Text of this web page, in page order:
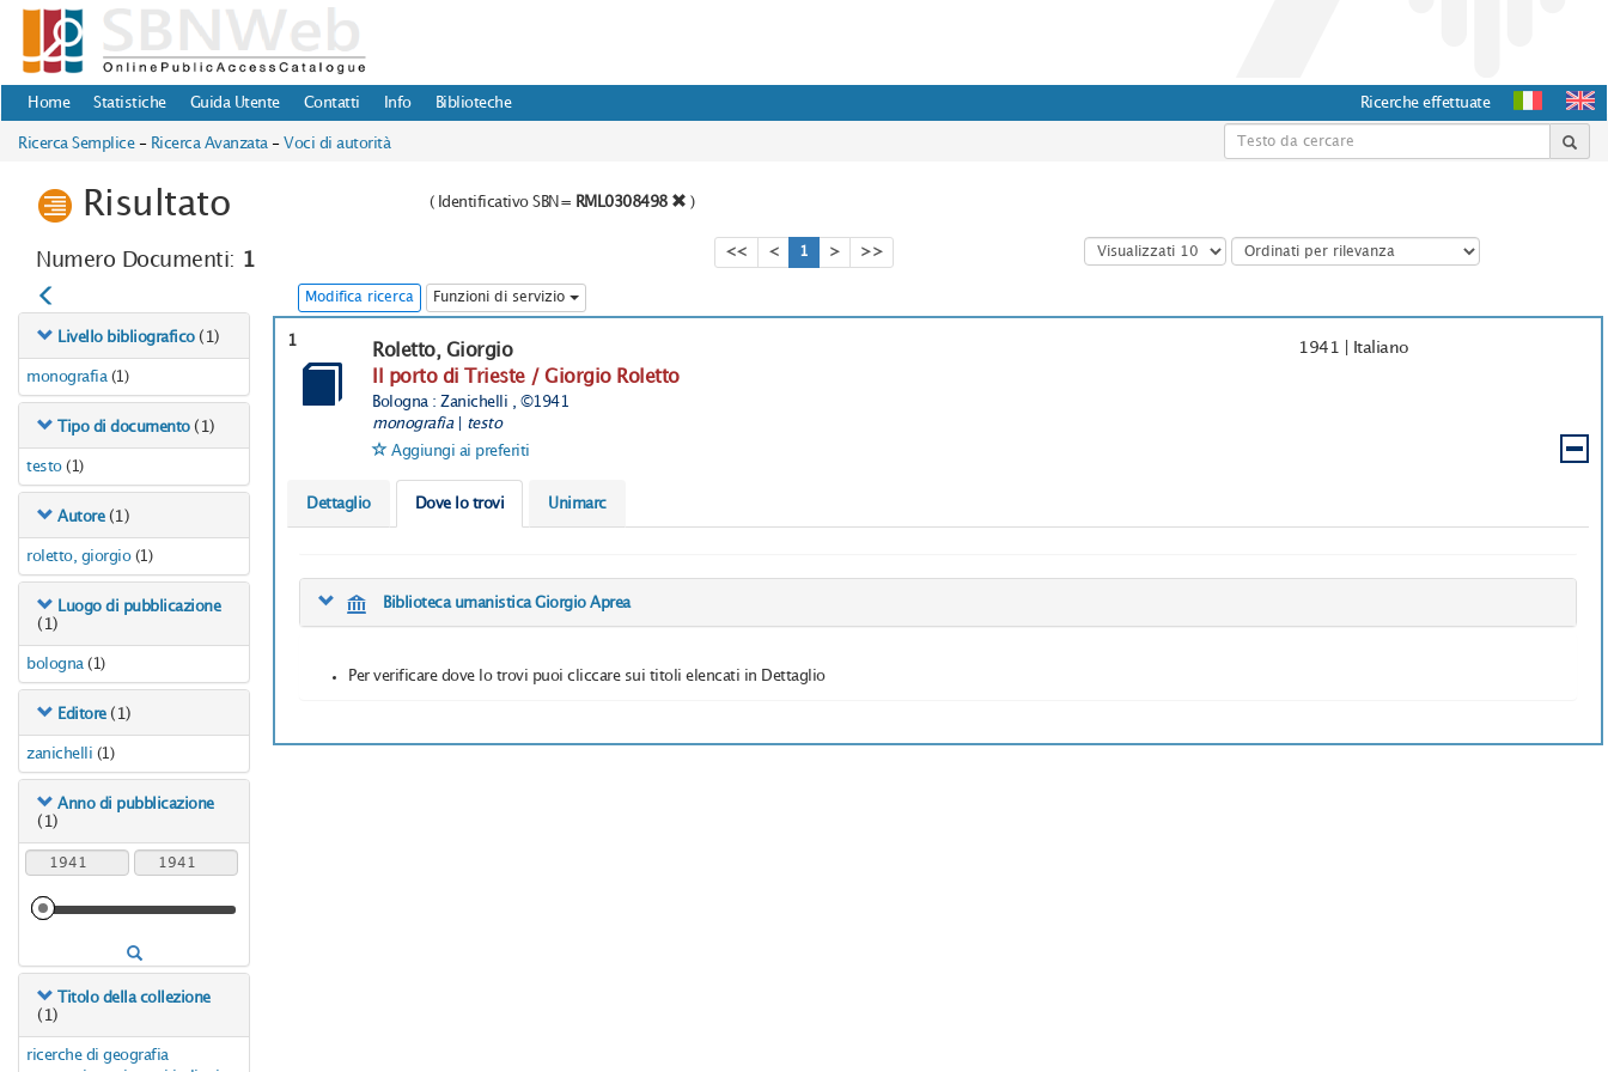
Home Statistiche Guida Utente Contatti Info Biblioteche Ricerche effettuate
Ricerca Semplice - Ricerca Avanzata - Voci di autorità
Risultato ( Identificativo SBN= RML0308498 )
Numero Documenti: 1 << < 1 > >>
Modifica ricerca Funzioni di servizio
Livello bibliografico (1)
monografia (1)
Tipo di documento (1)
testo (1)
Autore (1)
roletto, giorgio (1)
Luogo di pubblicazione
(1)
bologna (1)
Editore (1)
zanichelli (1)
Anno di pubblicazione
(1)
Titolo della collezione
(1)
ricerche di geografia
1
Roletto, Giorgio
Il porto di Trieste / Giorgio Roletto
Bologna : Zanichelli , ©1941
monografia| testo
1941 Italiano
Aggiungi ai preferiti
Dettaglio Dove lo trovi Unimarc
Biblioteca umanistica Giorgio Aprea
Per verificare dove lo trovi puoi cliccare sui titoli elencati in Dettaglio